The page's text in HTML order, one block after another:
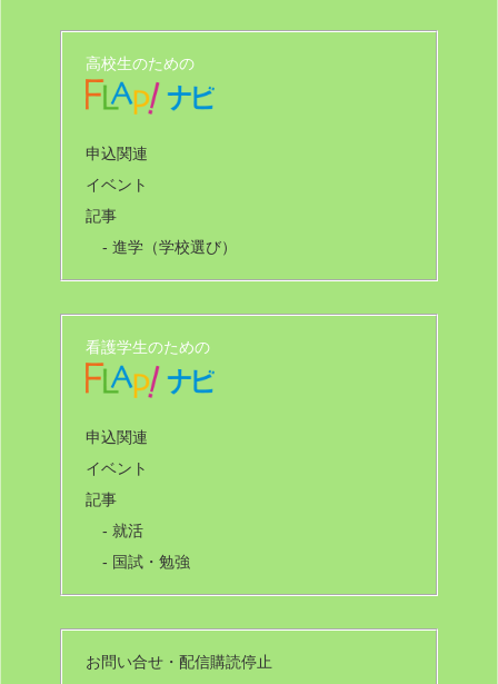
高校生のための
申込関連
イベント
記事
- 進学（学校選び）
看護学生のための
申込関連
イベント
記事
- 就活
- 国試・勉強
お問い合せ・配信購読停止